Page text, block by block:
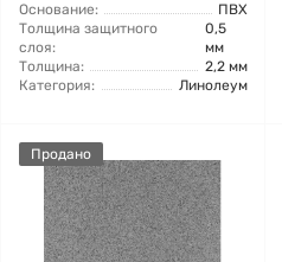
Основание:
ПВХ
Толщина защитного
слоя:
0,5
мм
Толщина:
2,2 мм
Категория:
Линолеум
Продано